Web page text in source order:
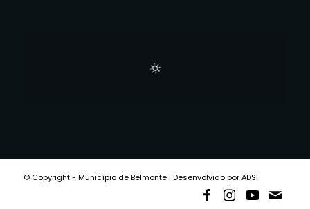
© Copyright - Município de Belmonte | Desenvolvido por ADSI